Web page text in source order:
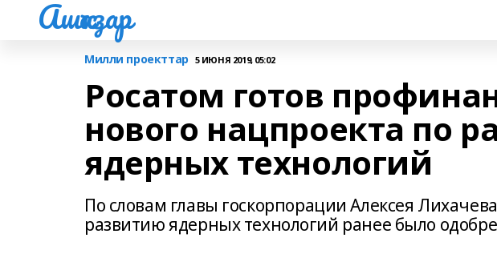
Ашҡаҙар
Милли проекттар 5 ИЮНЯ 2019, 05:02
Росатом готов
нового нацпроекта по
ядерных технологий
По словам главы госкорпорации Алексея
развитию ядерных технологий ранее было